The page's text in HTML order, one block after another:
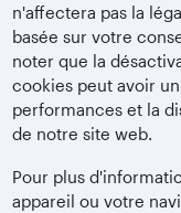
n'affectera pas la
basée sur votre
noter que la
cookies peut avoir
performances et la
de notre site web.
Pour plus
appareil ou votre